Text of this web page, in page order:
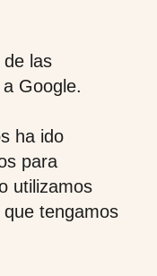
las
Google.
ha ido
para
utilizamos
tengamos